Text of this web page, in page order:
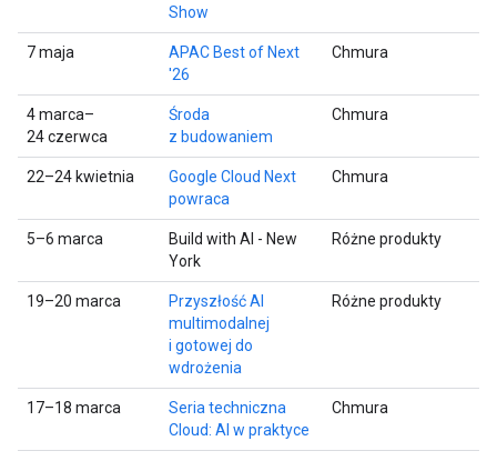
Show
7 maja
APAC Best of Next
'26
Chmura
4 marca–
24 czerwca
Środa
z budowaniem
Chmura
22–24 kwietnia
Google Cloud Next
powraca
Chmura
5–6 marca
Build with AI - New
York
Różne produkty
19–20 marca
Przyszłość AI
multimodalnej
i gotowej do
wdrożenia
Różne produkty
17–18 marca
Seria techniczna
Cloud: AI w praktyce
Chmura